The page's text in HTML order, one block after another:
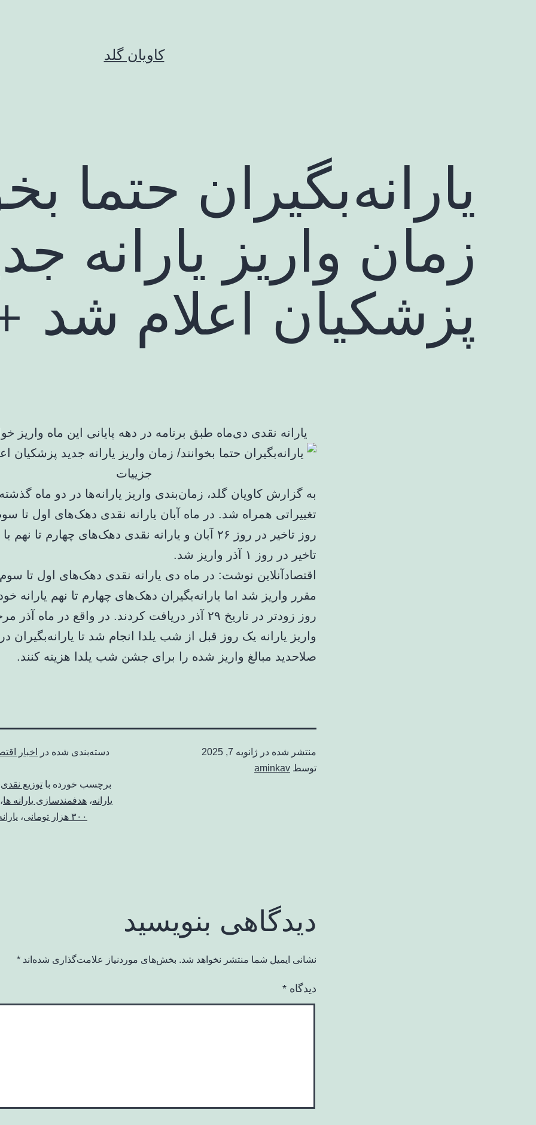
کاویان گلد
یارانه‌بگیران حتما
زمان واریز یارانه
پزشکیان اعلام شد
یارانه نقدی دی‌ماه طبق برنامه در دهه پایانی این ماه واریز
به گزارش کاویان گلد، زمان‌بندی واریز یارانه‌ها در دو ماه گذشته
تغییراتی همراه شد. در ماه آبان یارانه نقدی دهک‌های اول تا
روز تاخیر در روز ۲۶ آبان و یارانه نقدی دهک‌های چهارم تا
تاخیر در روز ۱ آذر واریز شد.
اقتصادآنلاین نوشت: در ماه دی یارانه نقدی دهک‌های اول تا
مقرر واریز شد اما یارانه‌بگیران دهک‌های چهارم تا نهم یارانه
روز زودتر در تاریخ ۲۹ آذر دریافت کردند. در واقع در ماه
واریز یارانه یک روز قبل از شب یلدا انجام شد تا یارانه‌بگیران
صلاحدید مبالغ واریز شده را برای جشن شب یلدا هزینه کنند.
منتشر شده در ژانویه 7, 2025
توسط aminkav
دسته‌بندی شده در اخبار
برچسب خورده با توزیع نقدی
یارانه، هدفمندسازی یارانه ​‌ها،
۳۰۰ هزار تومانی
،
دیدگاهی بنویسید
نشانی ایمیل شما منتشر نخواهد شد. بخش‌های موردنیاز علامت‌گذاری شده‌اند *
دیدگاه *